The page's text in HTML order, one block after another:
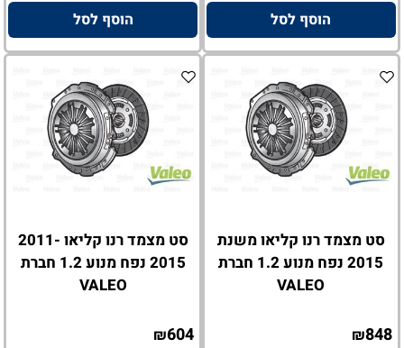
הוסף לסל
הוסף לסל
סט מצמד רנו קליאו משנת
2015 נפח מנוע 1.2 חברת
VALEO
₪848
סט מצמד רנו קליאו 2011-
2015 נפח מנוע 1.2 חברת
VALEO
₪604